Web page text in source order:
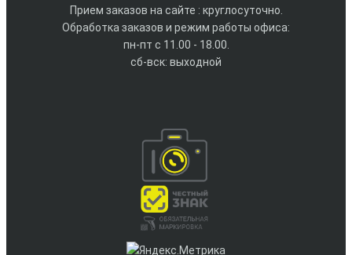
Прием заказов на сайте : круглосуточно.
Обработка заказов и режим работы офиса:
пн-пт с 11.00 - 18.00.
сб-вск: выходной